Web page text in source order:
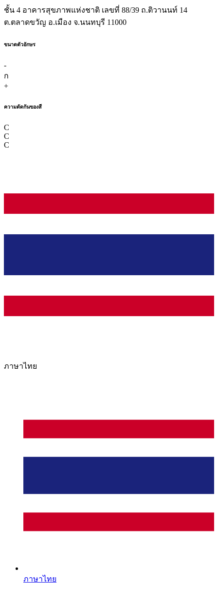
ชั้น 4 อาคารสุขภาพแห่งชาติ เลขที่ 88/39 ถ.ติวานนท์ 14
ต.ตลาดขวัญ อ.เมือง จ.นนทบุรี 11000
ขนาดตัวอักษร
-
ก
+
ความตัดกันของสี
C
C
C
ภาษาไทย
ภาษาไทย